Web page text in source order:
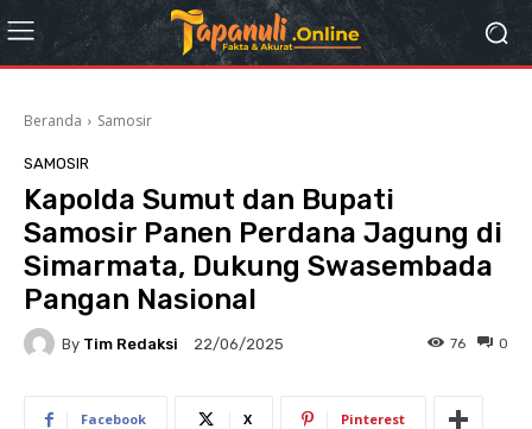
Beranda Samosir
SAMOSIR
Kapolda Sumut dan Bupati
Samosir Panen Perdana Jagung di
Simarmata, Dukung Swasembada
Pangan Nasional
By Tim Redaksi 22/06/2025 0
76
Facebook X Pinterest